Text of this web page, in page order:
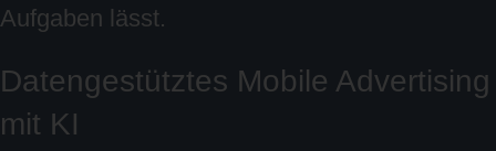
Aufgaben lässt.
Datengestütztes Mobile Advertising
mit KI